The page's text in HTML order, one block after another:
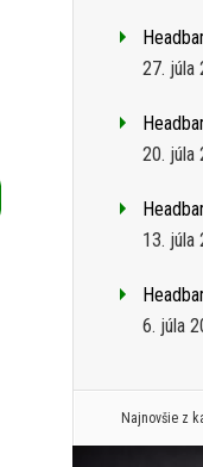
27. júla
20. júla
13. júla
6. júla
Najnovšie z